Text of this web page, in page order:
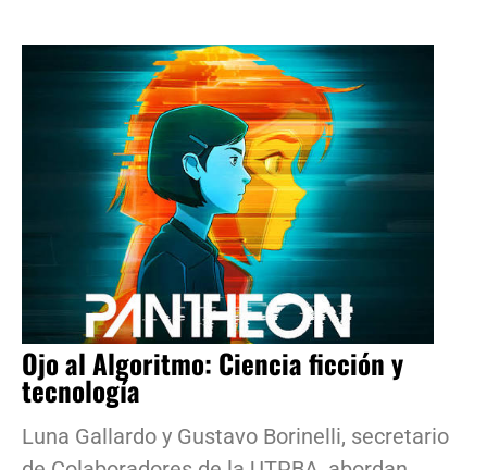
Ojo al Algoritmo: Ciencia ficción y
tecnología
Luna Gallardo y Gustavo Borinelli, secretario